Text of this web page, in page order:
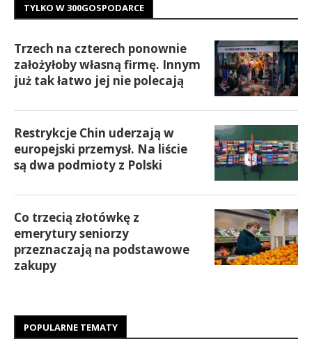
TYLKO W 300GOSPODARCE
Trzech na czterech ponownie
założyłoby własną firmę. Innym
już tak łatwo jej nie polecają
Restrykcje Chin uderzają w
europejski przemysł. Na liście
są dwa podmioty z Polski
Co trzecią złotówkę z
emerytury seniorzy
przeznaczają na podstawowe
zakupy
POPULARNE TEMATY